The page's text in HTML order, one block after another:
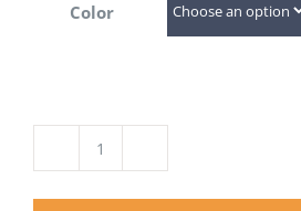
Color
Colony